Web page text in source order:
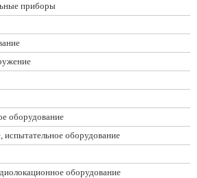
приборы
оборудование
испытательное оборудование
оборудование